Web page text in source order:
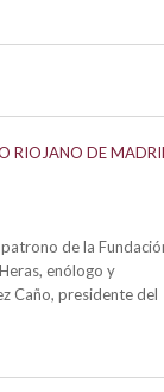
RIOJANO DE
de la
enólogo y
Caño, presidente del